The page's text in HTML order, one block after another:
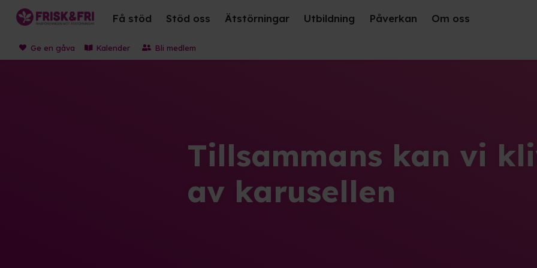
Få stöd Stöd oss Ätstörningar Utbildning Påverkan Om oss
Ge en gåva Kalender Bli medlem
Tillsammans kan vi
av karusellen